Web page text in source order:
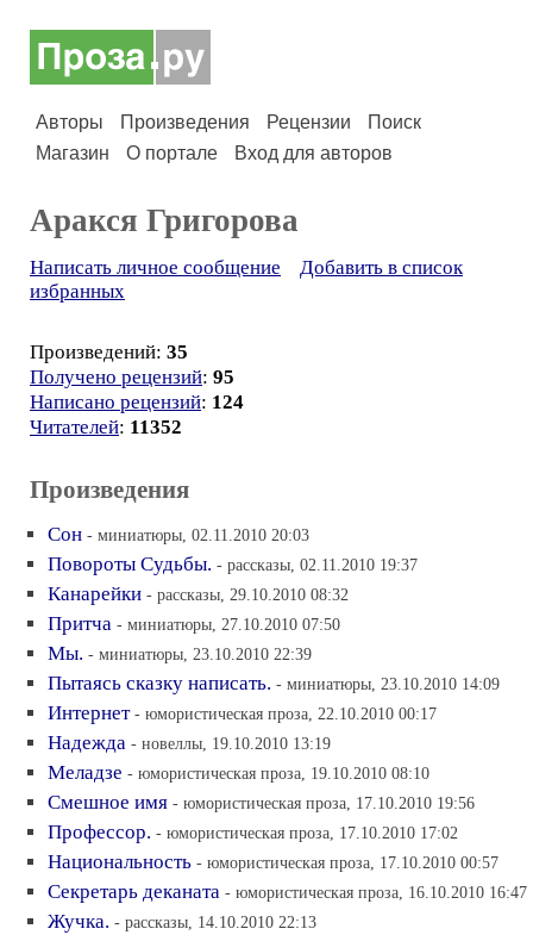
Авторы Произведения Рецензии
Поиск
Магазин
О портале Вход для авторов
Аракся Григорова
Написать личное сообщение
Добавить в список
избранных
Произведений: 35
Получено рецензий: 95
Написано рецензий: 124
Читателей: 11352
Произведения
Сон - миниатюры, 02.11.2010 20:03
Повороты Судьбы. - рассказы, 02.11.2010 19:37
Канарейки - рассказы, 29.10.2010 08:32
Притча - миниатюры, 27.10.2010 07:50
Мы. - миниатюры, 23.10.2010 22:39
Пытаясь сказку написать. - миниатюры, 23.10.2010 14:09
Интернет - юмористическая проза, 22.10.2010 00:17
Надежда - новеллы, 19.10.2010 13:19
Меладзе - юмористическая проза, 19.10.2010 08:10
Смешное имя - юмористическая проза, 17.10.2010 19:56
Профессор. - юмористическая проза, 17.10.2010 17:02
Национальность - юмористическая проза, 17.10.2010 00:57
Секретарь деканата - юмористическая проза, 16.10.2010 16:47
Жучка. - рассказы, 14.10.2010 22:13